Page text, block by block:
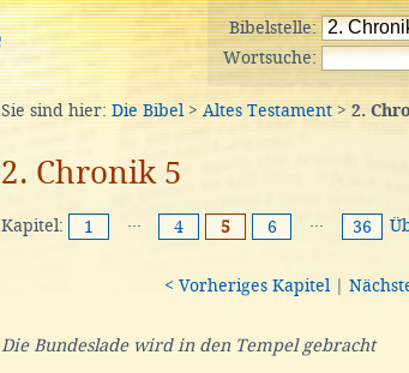
Bibelstelle:
Wortsuche:
Sie sind hier: Die Bibel> Altes Testament>2.
2. Chronik 5
Kapitel: 1 ··· 4 5 6 ··· 36
< Vorheriges Kapitel
Die Bundeslade wird in den Tempel gebracht